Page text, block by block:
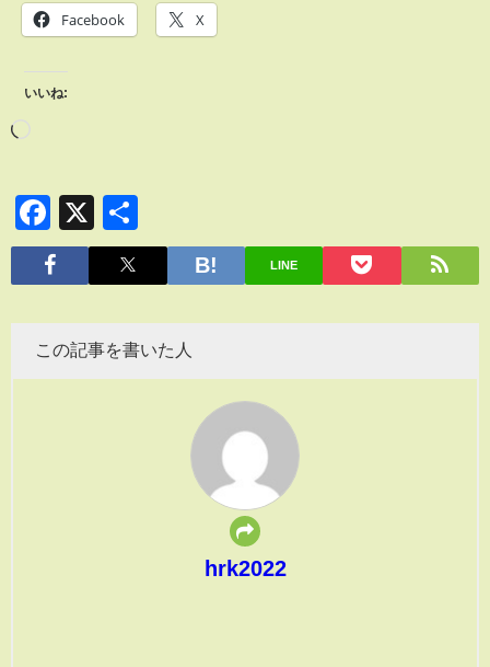
Facebook X
いいね:
Facebook
X
有
LINE
この記事を書いた人
hrk2022